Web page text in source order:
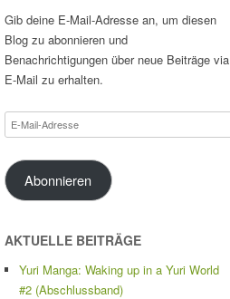
Gib deine E-Mail-Adresse an, um diesen
Blog zu abonnieren und
Benachrichtigungen über neue Beiträge via
E-Mail zu erhalten.
E-
Mail-
Adresse
Abonnieren
AKTUELLE BEITRÄGE
Yuri Manga: Waking up in a Yuri World
#2 (Abschlussband)